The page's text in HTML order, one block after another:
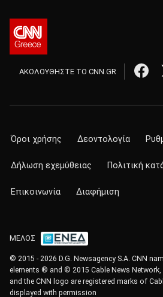
ΑΚΟΛΟΥΘΗΣΤΕ ΤΟ CNN.GR
Όροι χρήσης Δεοντολογία
Δήλωση εχεμύθειας Πολιτική
Επικοινωνία Διαφήμιση
ΜΕΛΟΣ
© 2015 - 2026 D.G. Newsagency S.A. CNN
elements ® and © 2015 Cable News Network,
and the CNN logo are registered marks of
displayed with permission